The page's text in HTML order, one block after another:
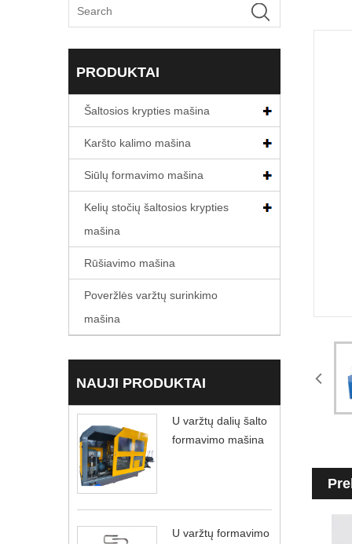
PRODUKTAI
Šaltosios krypties mašina
Karšto kalimo mašina
Siūlų formavimo mašina
Kelių stočių šaltosios krypties
mašina
Rūšiavimo mašina
Poveržlės varžtų surinkimo
mašina
NAUJI PRODUKTAI
U varžtų dalių šalto
formavimo mašina
U varžtų formavimo